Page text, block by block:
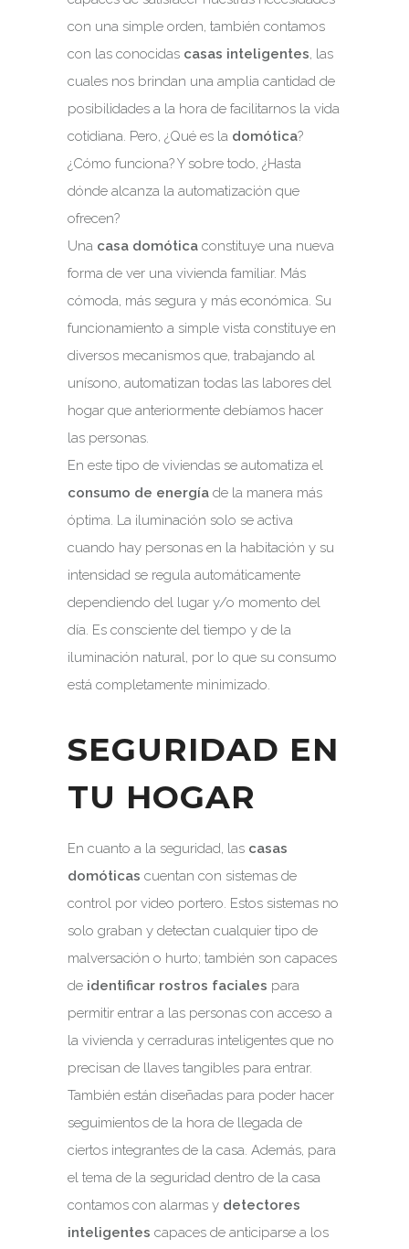
con una simple orden, también contamos
con las conocidas casas inteligentes, las
cuales nos brindan una amplia cantidad de
posibilidades a la hora de facilitarnos la vida
cotidiana. Pero, ¿Qué es la domótica?
¿Cómo funciona? Y sobre todo, ¿Hasta
dónde alcanza la automatización que
ofrecen?
Una casa domótica constituye una nueva
forma de ver una vivienda familiar. Más
cómoda, más segura y más económica. Su
funcionamiento a simple vista constituye en
diversos mecanismos que, trabajando al
unísono, automatizan todas las labores del
hogar que anteriormente debíamos hacer
las personas.
En este tipo de viviendas se automatiza el
consumo de energía de la manera más
óptima. La iluminación solo se activa
cuando hay personas en la habitación y su
intensidad se regula automáticamente
dependiendo del lugar y/o momento del
día. Es consciente del tiempo y de la
iluminación natural, por lo que su consumo
está completamente minimizado.
SEGURIDAD EN
TU HOGAR
En cuanto a la seguridad, las casas
domóticas cuentan con sistemas de
control por video portero. Estos sistemas no
solo graban y detectan cualquier tipo de
malversación o hurto; también son capaces
de identificar rostros faciales para
permitir entrar a las personas con acceso a
la vivienda y cerraduras inteligentes que no
precisan de llaves tangibles para entrar.
También están diseñadas para poder hacer
seguimientos de la hora de llegada de
ciertos integrantes de la casa. Además, para
el tema de la seguridad dentro de la casa
contamos con alarmas y detectores
inteligentes capaces de anticiparse a los